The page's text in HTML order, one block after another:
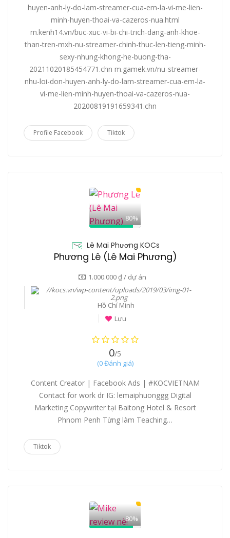
huyen-anh-ly-do-lam-streamer-cua-em-la-vi-me-lien-
minh-huyen-thoai-va-cazeros-nua.html
m.kenh14.vn/buc-xuc-vi-bi-chi-trich-dang-anh-khoe-
than-tren-mxh-nu-streamer-chinh-thuc-len-tieng-minh-
sexy-nhung-khong-he-buong-tha-
20211020185454771.chn m.gamek.vn/nu-streamer-
nhu-loi-don-huyen-anh-ly-do-lam-streamer-cua-em-la-
vi-me-lien-minh-huyen-thoai-va-cazeros-nua-
20200819191659341.chn
Profile Facebook Tiktok
80%
Lê Mai Phương KOCs
Phương Lê (Lê Mai Phương)
1.000.000 ₫ / dự án
Hồ Chí Minh
Lưu
0/5
(0 Đánh giá)
Content Creator | Facebook Ads | #KOCVIETNAM
Contact for work dr IG: lemaiphuonggg Digital
Marketing Copywriter tại Baitong Hotel & Resort
Phnom Penh Từng làm Teaching…
Tiktok
80%